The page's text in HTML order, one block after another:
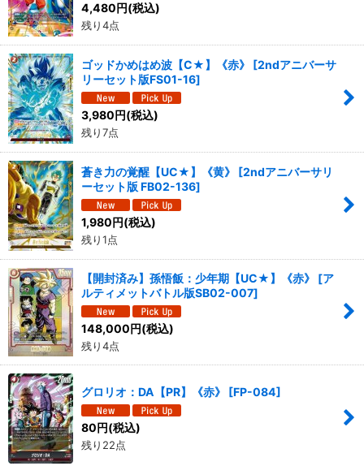
4,480円(税込)
残り4点
ゴッドかめはめ波【C★】《赤》 [2ndアニバーサ
リーセット版FS01-16]
3,980円(税込)
残り7点
蒼き力の覚醒【UC★】《黄》 [2ndアニバーサリ
ーセット版 FB02-136]
1,980円(税込)
残り1点
【開封済み】孫悟飯：少年期【UC★】《赤》 [ア
ルティメットバトル版SB02-007]
148,000円(税込)
残り4点
グロリオ：DA【PR】《赤》 [FP-084]
80円(税込)
残り22点